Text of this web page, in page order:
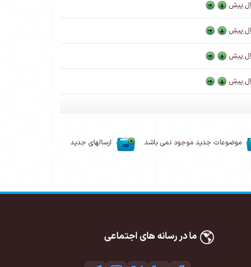
ارسالهای جدید موضوعات جدید موجود نمی باشد
ما در رسانه های اجتماعی